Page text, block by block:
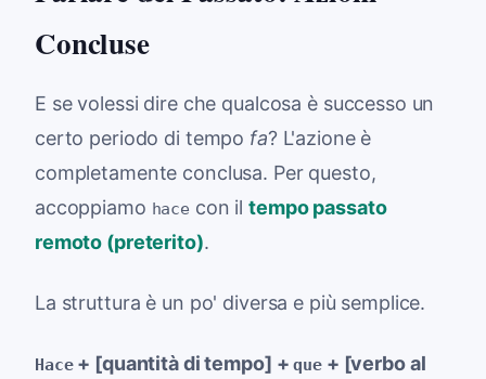
Concluse
E se volessi dire che qualcosa è successo un
certo periodo di tempo fa? L'azione è
completamente conclusa. Per questo,
accoppiamo hace con iltempo passato
remoto (preterito).
La struttura è un po' diversa e più semplice.
Hace+ [quantità di tempo] +que+ [verbo al